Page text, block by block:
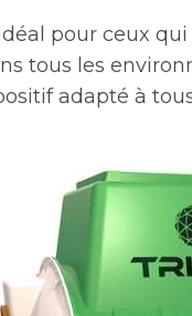
pour ceux
tous les
adapté à